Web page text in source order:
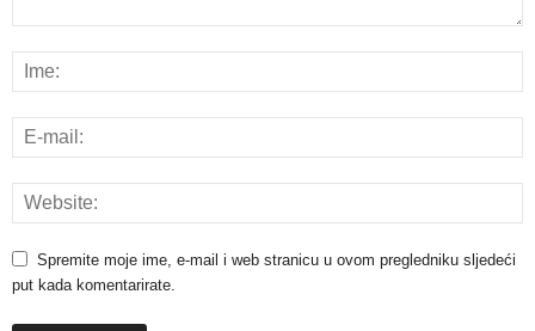
Spremite moje ime, e-mail i web stranicu u ovom pregledniku sljedeći
put kada komentarirate.